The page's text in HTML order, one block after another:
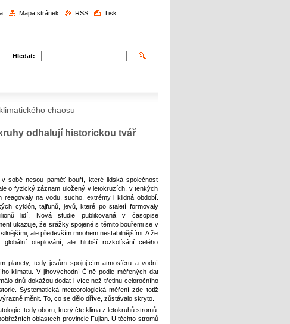
Hledat:
Mapa stránek RSS Tisk
chaosu
odhalují historickou tvář
sobě nesou paměť bouří, které lidská společnost
o fyzický záznam uložený v letokruzích, v tenkých
na vodu, sucho, extrémy i klidná období.
cyklón, tajfunů, jevů, které po staletí formovaly
lidí. Nová studie publikovaná v časopise
ukazuje, že srážky spojené s těmito bouřemi se v
ale především mnohem nestabilnějšími. A že
oteplování, ale hlubší rozkolísání celého
planety, tedy jevům spojujícím atmosféru a vodní
klimatu. V jihovýchodní Číně podle měřených dat
dnů dokážou dodat i více než třetinu celoročního
Systematická meteorologická měření zde totiž
měnit. To, co se dělo dříve, zůstávalo skryto.
tedy oboru, který čte klima z letokruhů stromů.
oblastech provincie Fujian. U těchto stromů